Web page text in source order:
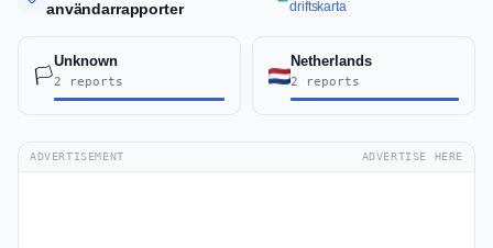
användarrapporter driftskarta
🏳️
Unknown
2 reports
Netherlands
2 reports
ADVERTISEMENT ADVERTISE HERE